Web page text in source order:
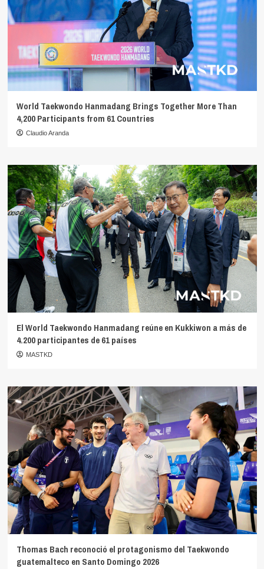
World Taekwondo Hanmadang Brings Together More Than
4,200 Participants from 61 Countries
Claudio Aranda
El World Taekwondo Hanmadang reúne en Kukkiwon a más de
4.200 participantes de 61 países
MASTKD
Thomas Bach reconoció el protagonismo del Taekwondo
guatemalteco en Santo Domingo 2026